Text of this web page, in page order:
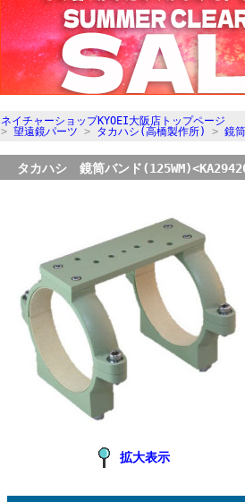
ネイチャーショップKYOEI大阪店トップページ
> 望遠鏡パーツ > タカハシ(高橋製作所) > 鏡
タカハシ 鏡筒バンド
拡大表示